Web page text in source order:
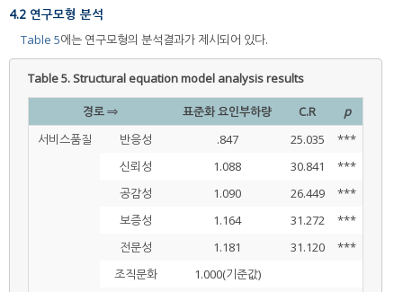
4.2 연구모형 분석
Table 5에는 연구모형의 분석결과가 제시되어 있다.
Table 5.Structural equation model analysis results
경로 ⇒ 표준화 요인부하량 C.R
p
서비스품질
반응성 .847 25.035
***
신뢰성
1.088 30.841
***
공감성
1.090 26.449
***
보증성
1.164 31.272
***
전문성
1.181 31.120
***
조직문화
1.000(기준값)